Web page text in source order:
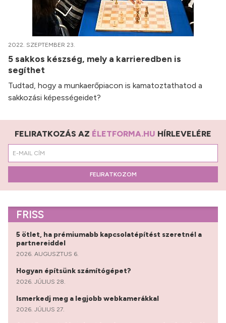
2022. SZEPTEMBER 23.
5 sakkos készség, mely a karrieredben is
segíthet
Tudtad, hogy a munkaerőpiacon is kamatoztathatod a
sakkozási képességeidet?
FELIRATKOZÁS AZ ÉLETFORMA.HU HÍRLEVELÉRE
FELIRATKOZOM
FRISS
5 ötlet, ha prémiumabb kapcsolatépítést szeretnél a
partnereiddel
2026. AUGUSZTUS 6.
Hogyan építsünk számítógépet?
2026. JÚLIUS 28.
Ismerkedj meg a legjobb webkamerákkal
2026. JÚLIUS 27.